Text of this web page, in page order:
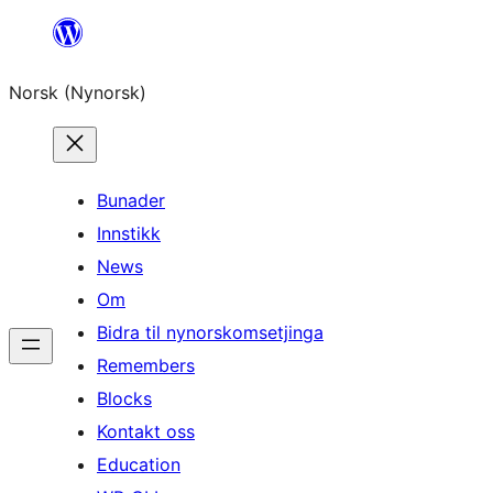
content
Norsk (Nynorsk)
Bunader
Innstikk
News
Om
Bidra til nynorskomsetjinga
Remembers
Blocks
Kontakt oss
Education